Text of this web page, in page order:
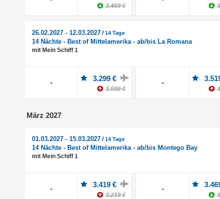
3.469 €
26.02.2027 - 12.03.2027 /14 Tage
14 Nächte - Best of Mittelamerika - ab/bis La Romana
mit Mein Schiff 1
- 3.299 €
3.099 €
-
März 2027
01.03.2027 - 15.03.2027 /14 Tage
14 Nächte - Best of Mittelamerika - ab/bis Montego Bay
mit Mein Schiff 1
- 3.419 €
3.219 €
-